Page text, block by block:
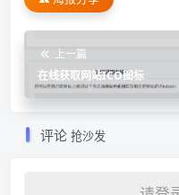
上一篇
在线获取网站ICO图标
评论 抢沙发